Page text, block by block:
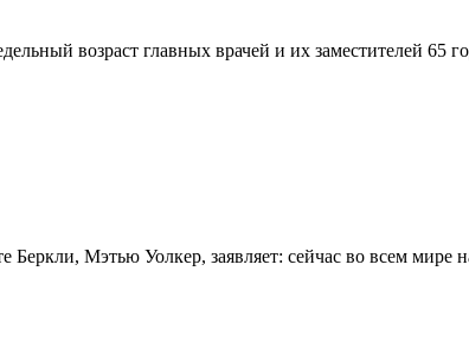
возраст главных врачей и их заместителей 65
Мэтью Уолкер, заявляет: сейчас во всем мире